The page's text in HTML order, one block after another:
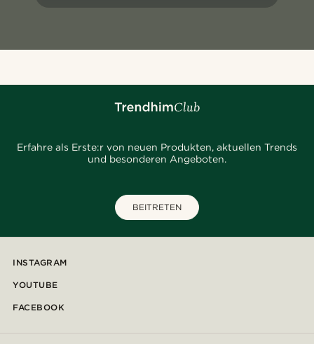
Erfahre als Erste:r von neuen Produkten, aktuellen Trends
und besonderen Angeboten.
BEITRETEN
INSTAGRAM
YOUTUBE
FACEBOOK